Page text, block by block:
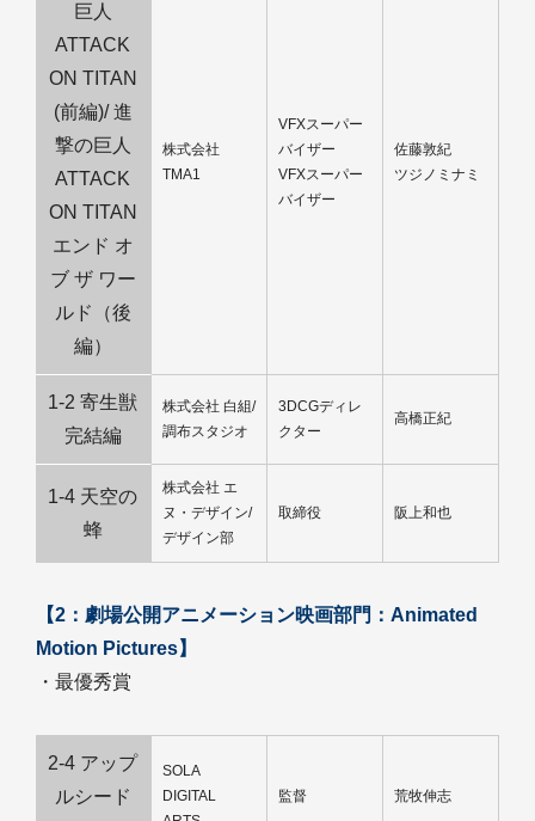
巨人
ATTACK
ON TITAN
(前編)/ 進
撃の巨人
ATTACK
ON TITAN
エンド オ
ブ ザ ワー
ルド（後
編）
株式会社
TMA1
VFXスーパー
バイザー
VFXスーパー
バイザー
佐藤敦紀
ツジノミナミ
1-2 寄生獣
完結編
株式会社 白組/
調布スタジオ
3DCGディレ
クター
高橋正紀
1-4 天空の
蜂
株式会社 エ
ヌ・デザイン/
デザイン部
取締役 阪上和也
【2：劇場公開アニメーション映画部門：Animated
Motion Pictures】
・最優秀賞
2-4 アップ
ルシード
SOLA
DIGITAL
監督 荒牧伸志